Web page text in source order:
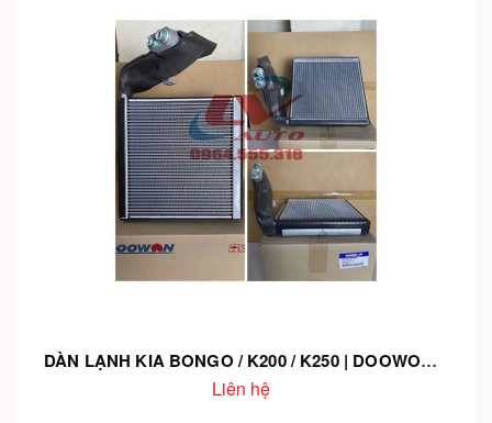
DÀN LẠNH KIA BONGO / K200 / K250 | DOOWON HÀN QUỐC – MÃ 97159-H4100 – LÀM LẠNH NHANH – CHÍNH HÃNG – LẮP CHUẨN
Liên hệ